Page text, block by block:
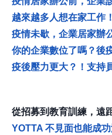
越來越多人想在家工作
疫情未歇，企業居家辦
你的企業數位了嗎？後
疫後壓力更大？！支持
從招募到教育訓練，遠
YOTTA 不見面也能成